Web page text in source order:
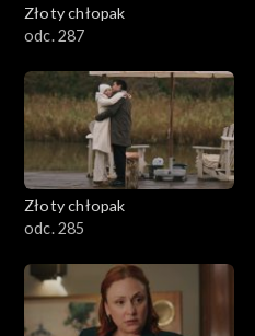
Złoty chłopak
odc. 287
Złoty chłopak
odc. 285